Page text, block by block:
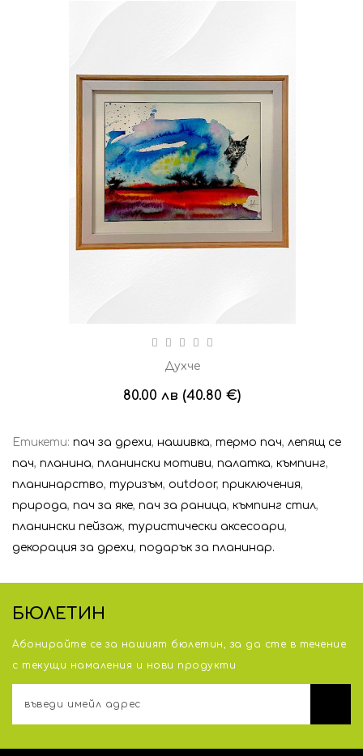
Духче
80.00 лв (40.80 €)
Етикети: пач за дрехи, нашивка, термо пач, лепящ се
пач, планина, планински мотиви, палатка, къмпинг,
планинарство, туризъм, outdoor, приключения,
природа, пач за яке, пач за раница, къмпинг стил,
планински пейзаж, туристически аксесоари,
декорация за дрехи, подарък за планинар.
БЮЛЕТИН
Абонирайте се за нашият бюлетин, за да сте в течение
с тeкущи намаления и нови продукти